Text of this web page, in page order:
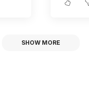
SHOW MORE